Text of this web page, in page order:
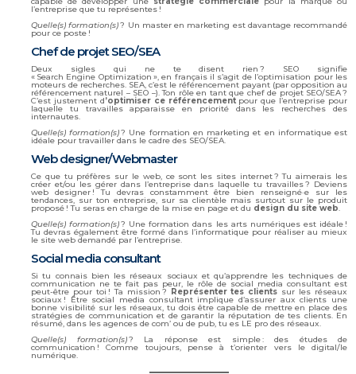
l’entreprise que tu représentes !
Quelle(s) formation(s)? Un master en marketing est davantage recommandé
pour ce poste !
Chef de projet SEO/SEA
Deux sigles qui ne te disent rien ? SEO signifie
« Search Engine Optimization », en français il s’agit de l’optimisation pour les
moteurs de recherches. SEA, c’est le référencement payant (par opposition au
référencement naturel – SEO –). Ton rôle en tant que chef de projet SEO/SEA ?
C’est justement d’optimiser ce référencementpour que l’entreprise pour
laquelle tu travailles apparaisse en priorité dans les recherches des
internautes.
Quelle(s) formation(s)? Une formation en marketing et en informatique est
idéale pour travailler dans le cadre des SEO/SEA.
Web designer/Webmaster
Ce que tu préfères sur le web, ce sont les sites internet ? Tu aimerais les
créer et/ou les gérer dans l’entreprise dans laquelle tu travailles ? Deviens
web designer ! Tu devras constamment être bien renseigné·e sur les
tendances, sur ton entreprise, sur sa clientèle mais surtout sur le produit
proposé ! Tu seras en charge de la mise en page et du design du site web.
Quelle(s) formation(s)? Une formation dans les arts numériques est idéale !
Tu devras également être formé dans l’informatique pour réaliser au mieux
le site web demandé par l’entreprise.
Social media consultant
Si tu connais bien les réseaux sociaux et qu’apprendre les techniques de
communication ne te fait pas peur, le rôle de social media consultant est
peut-être pour toi ! Ta mission ? Représenter tes clients sur les réseaux
sociaux ! Être social media consultant implique d’assurer aux clients une
bonne visibilité sur les réseaux, tu dois être capable de mettre en place des
stratégies de communication et de garantir la réputation de tes clients. En
résumé, dans les agences de com’ ou de pub, tu es LE pro des réseaux.
Quelle(s) formation(s)? La réponse est simple : des études de
communication ! Comme toujours, pense à t’orienter vers le digital/le
numérique.